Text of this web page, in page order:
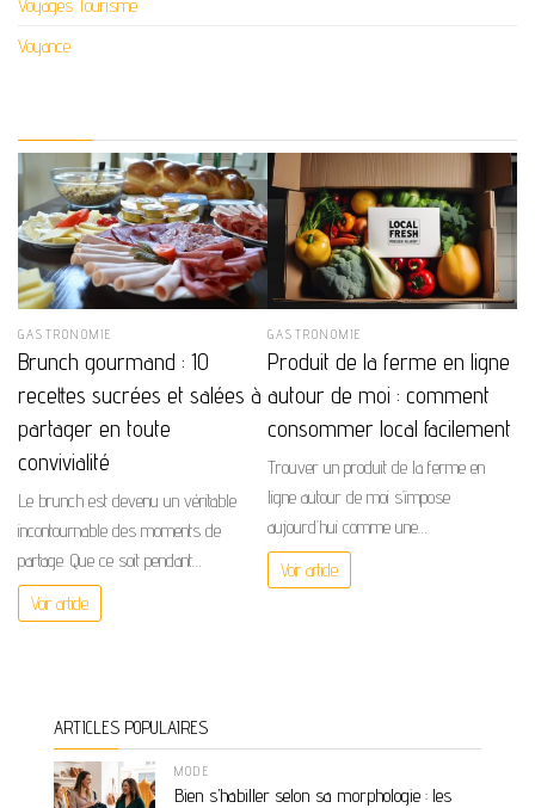
Voyages Tourisme
Voyance
GASTRONOMIE
Brunch gourmand : 10
recettes sucrées et salées à
partager en toute
convivialité
Le brunch est devenu un véritable
incontournable des moments de
partage. Que ce soit pendant…
Voir article
GASTRONOMIE
Produit de la ferme en ligne
autour de moi : comment
consommer local facilement
Trouver un produit de la ferme en
ligne autour de moi s’impose
aujourd’hui comme une…
Voir article
ARTICLES POPULAIRES
MODE
Bien s’habiller selon sa morphologie : les